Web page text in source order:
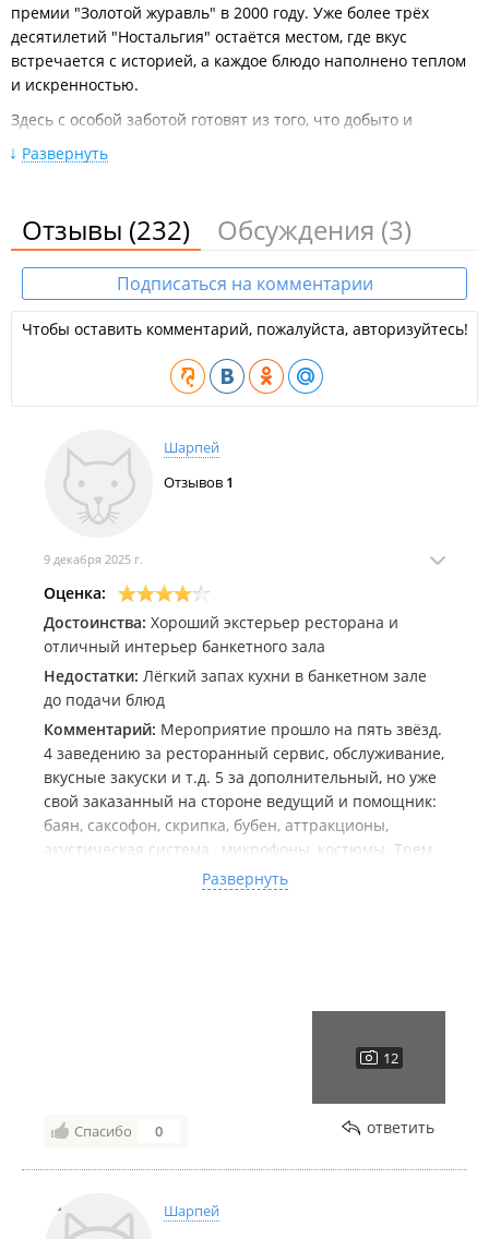
премии "Золотой журавль" в 2000 году. Уже более трёх
десятилетий "Ностальгия" остаётся местом, где вкус
встречается с историей, а каждое блюдо наполнено теплом
и искренностью.
Здесь с особой заботой готовят из того, что добыто и
выращено своими руками: местная рыба и морепродукты,
таёжные дары, овощи с собственной земли.
Праздничные торты по индивидуальному дизайну
(есть фотопечать);
Отдельный зал для торжеств.
Развернуть
Отзывы (232) Обсуждения (3)
Подписаться на комментарии
Чтобы оставить комментарий, пожалуйста, авторизуйтесь!
Шарпей
Отзывов 1
9 декабря 2025 г.
Оценка:
Достоинства: Хороший экстерьер ресторана и
отличный интерьер банкетного зала
Недостатки: Лёгкий запах кухни в банкетном зале
до подачи блюд
Комментарий: Мероприятие прошло на пять звёзд.
4 заведению за ресторанный сервис, обслуживание,
вкусные закуски и т.д. 5 за дополнительный, но уже
свой заказанный на стороне ведущий и помощник:
баян, саксофон, скрипка, бубен, аттракционы,
акустическая система , микрофоны, костюмы. Трем
поколениям семьи все понравилось Особенно
внукам. Никакой толчеи, место для танцев, не
Развернуть
Спасибо 0 ответить
Шарпей